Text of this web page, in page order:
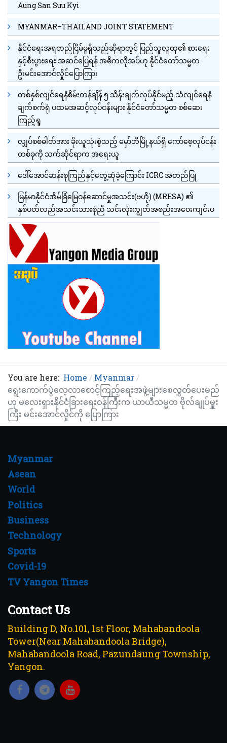
Aung San Suu Kyi
MYANMAR–THAILAND JOINT STATEMENT
နိုင်ငံရေးအရတည်ငြိမ်မှုရှိသည်ဆိုရာတွင် ပြည်သူလူထု၏ စားရေး
နှင့်စီးပွားရေး အဆင်ပြေရန် အဓိကလိုအပ်ဟု နိုင်ငံတော်သမ္မတ
ဦးမင်းအောင်လှိုင်ပြောကြား
တစ်နှစ်လျင်ရေနံစိမ်းတန်ချိန် ၅ သိန်းချက်လုပ်နိုင်မည့် သံလျင်ရေနံ
ချက်စက်ရုံ ပထမအဆင့်လုပ်ငန်းများ နိုင်ငံတော်သမ္မတ စစ်ဆေး
ကြည့်ရှု
လျှပ်စစ်ဓါတ်အား ခိုးယူသုံးစွဲသည့် မှော်ဘီမြို့နယ်ရှိ ကော်စေ့လုပ်ငန်း
တစ်ခုကို သက်ဆိုင်ရာက အရေးယူ
ဒေါ်အောင်ဆန်းစုကြည်နှင့်တွေ့ဆုံခဲ့ကြောင်း ICRC အတည်ပြု
မြန်မာနိုင်ငံအိမ်ခြံမြေဝန်ဆောင်မှုအသင်း(ဗဟို) (MRESA) ၏
နှစ်ပတ်လည်အသင်းသားစုံညီ သင်းလုံးကျွတ်အစည်းအဝေးကျင်းပ
You are here: Home
Myanmar
ရွေးကောက်ပွဲလေ့လာစောင့်ကြည့်ရေးအဖွဲ့များစေလွှတ်ပေးမည်
ဟု မလေးရှားနိုင်ငံခြားရေးဝန်ကြီးက ယာယီသမ္မတ ဗိုလ်ချုပ်မှူး
ကြီး မင်းအောင်လှိုင်ကို ပြောကြား
Myanmar
Asean
World
Politics
Business
Technology
Sports
Covid-19
TV Yangon Times
Contact Us
Building D, No.101, 1st Floor, Mahabandoola
Tower(Near Mahabandoola Bridge),
Mahabandoola Road, Pazundaung Township,
Yangon.